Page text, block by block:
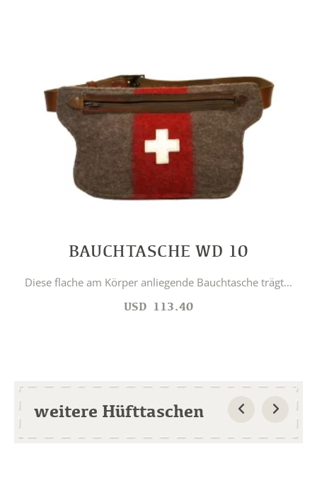
BAUCHTASCHE WD 10
Diese flache am Körper anliegende Bauchtasche trägt...
USD 113.40
weitere Hüfttaschen